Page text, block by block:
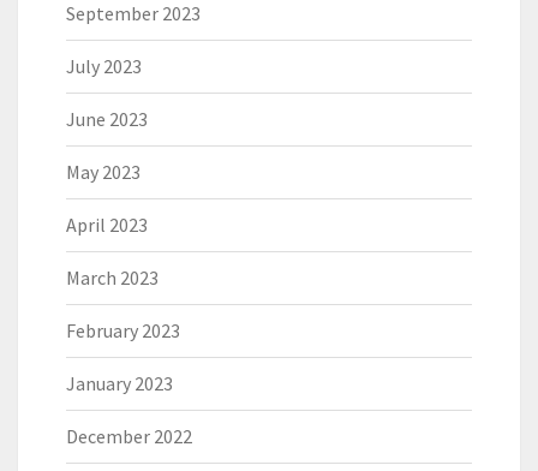
September 2023
July 2023
June 2023
May 2023
April 2023
March 2023
February 2023
January 2023
December 2022